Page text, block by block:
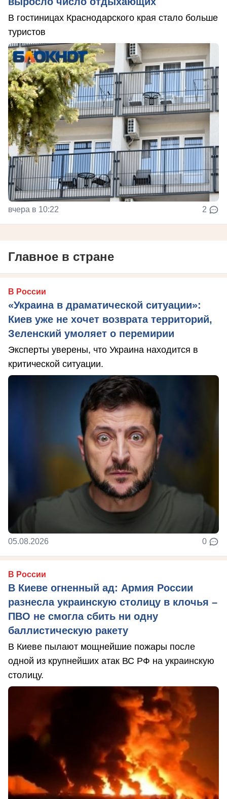
В гостиницах Краснодарского края стало больше
туристов
вчера в 10:22 2
Главное в стране
В России
«Украина в драматической ситуации»:
Киев уже не хочет возврата территорий,
Зеленский умоляет о перемирии
Эксперты уверены, что Украина находится в
критической ситуации.
05.08.2026 0
В России
В Киеве огненный ад: Армия России
разнесла украинскую столицу в клочья –
ПВО не смогла сбить ни одну
баллистическую ракету
В Киеве пылают мощнейшие пожары после
одной из крупнейших атак ВС РФ на украинскую
столицу.